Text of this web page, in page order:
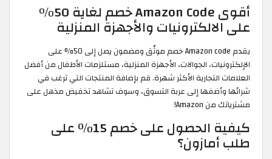
أقوى Amazon Code خصم لغاية 50%
على الالكترونيات والأجهزة المنزلية
يقدم Amazon code خصم موثّق ومضمون يصل إلى 50% على
الإلكترونيات، الجوالات، الأجهزة المنزلية، مستلزمات الأطفال من أفضل
العلامات التجارية الأكثر شهرة. قم بإضافة المنتجات التي ترغب في
شرائها وأضفها إلى عربة التسوق، وسوف تشاهد تخفيض مذهل على
مشترياتك من Amazon!
كيفية الحصول على خصم 15٪ على
طلب أمازون؟